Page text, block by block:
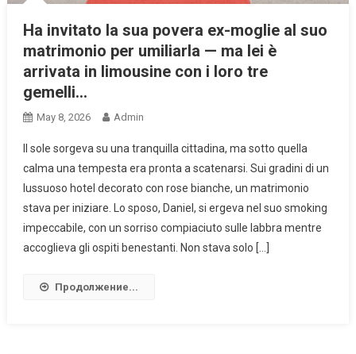
Ha invitato la sua povera ex-moglie al suo
matrimonio per umiliarla — ma lei è
arrivata in limousine con i loro tre
gemelli…
May 8, 2026 Admin
Il sole sorgeva su una tranquilla cittadina, ma sotto quella
calma una tempesta era pronta a scatenarsi. Sui gradini di un
lussuoso hotel decorato con rose bianche, un matrimonio
stava per iniziare. Lo sposo, Daniel, si ergeva nel suo smoking
impeccabile, con un sorriso compiaciuto sulle labbra mentre
accoglieva gli ospiti benestanti. Non stava solo […]
Продолжение...